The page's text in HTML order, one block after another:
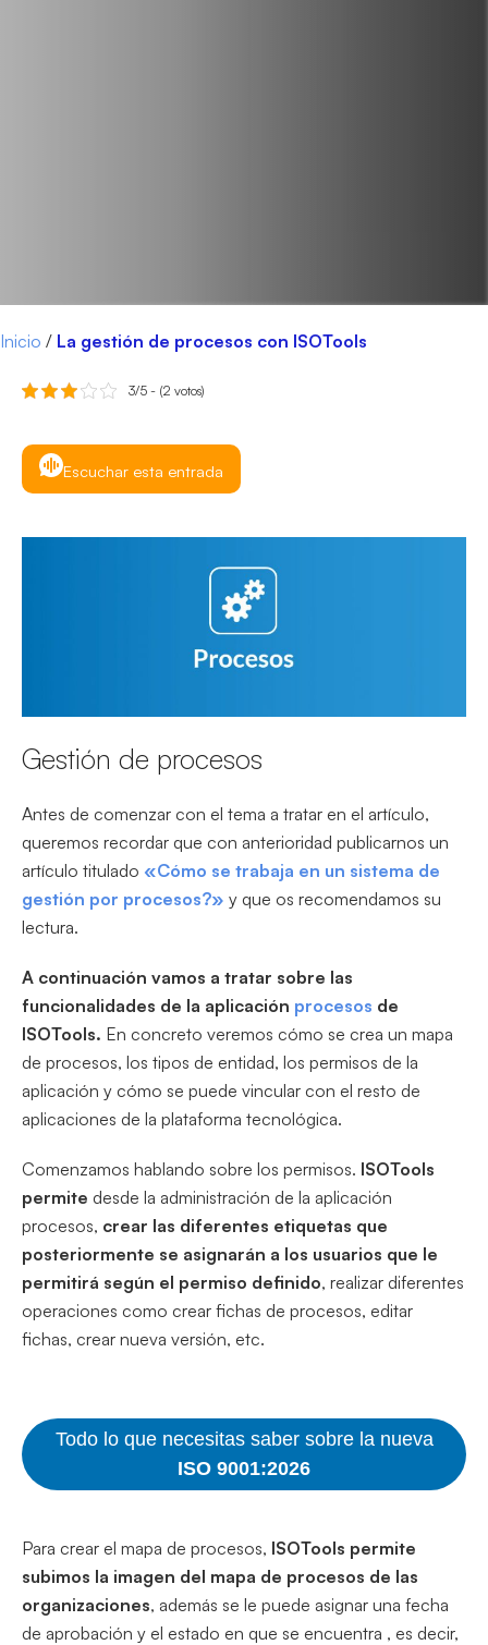
Inicio / La gestión de procesos con ISOTools
3/5 - (2 votos)
Escuchar esta entrada
Gestión de procesos
Antes de comenzar con el tema a tratar en el artículo,
queremos recordar que con anterioridad publicarnos un
artículo titulado «Cómo se trabaja en un sistema de
gestión por procesos?» y que os recomendamos su
lectura.
A continuación vamos a tratar sobre las
funcionalidades de la aplicación procesos de
ISOTools. En concreto veremos cómo se crea un mapa
de procesos, los tipos de entidad, los permisos de la
aplicación y cómo se puede vincular con el resto de
aplicaciones de la plataforma tecnológica.
Comenzamos hablando sobre los permisos. ISOTools
permite desde la administración de la aplicación
procesos, crear las diferentes etiquetas que
posteriormente se asignarán a los usuarios que le
permitirá según el permiso definido, realizar diferentes
operaciones como crear fichas de procesos, editar
fichas, crear nueva versión, etc.
Todo lo que necesitas saber sobre la nueva
ISO 9001:2026
Para crear el mapa de procesos, ISOTools permite
subimos la imagen del mapa de procesos de las
organizaciones, además se le puede asignar una fecha
de aprobación y el estado en que se encuentra , es decir,